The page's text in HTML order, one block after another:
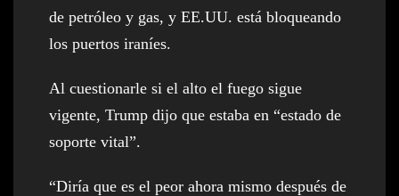
de petróleo y gas, y EE.UU. está bloqueando
los puertos iraníes.
Al cuestionarle si el alto el fuego sigue
vigente, Trump dijo que estaba en “estado de
soporte vital”.
“Diría que es el peor ahora mismo después de